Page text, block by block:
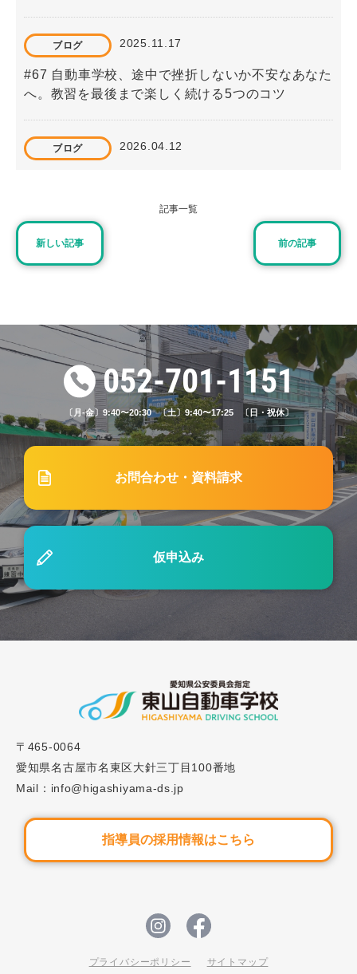
ブログ 2025.11.17
#67 自動車学校、途中で挫折しないか不安なあなた
へ。教習を最後まで楽しく続ける5つのコツ
ブログ 2026.04.12
ブログ
ブログ 2023.07.15
#18「学科試験で出題される問題は？勉強方法はど
うすべき？」
#2「自動車学校の教習料金は「ローン払い」でき
る？」
2025.06.29
#64 2023年改正対応！電動キックボードの新しい
交通ルールとは？おさえておきたいポイントを徹底
2023.01.01
#5「子育てをしながら免許を取得するのは可能？
ブログ 2023.02.15
#8「自動車学校の学科教習のベストな受け方は？
よくある失敗と合わせてご紹介！」
新しい記事
記事一覧
前の記事
052-701-1151
〔月-金〕9:40〜20:30 〔土〕9:40〜17:25 〔日・祝休〕
お問合わせ・資料請求
仮申込み
〒465-0064
愛知県名古屋市名東区大針三丁目100番地
Mail：info@higashiyama-ds.jp
指導員の採用情報はこちら
プライバシーポリシー サイトマップ